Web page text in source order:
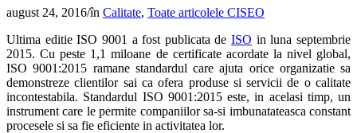
august 24, 2016/în Calitate, Toate articolele CISEO
Ultima editie ISO 9001 a fost publicata deISO in luna septembrie
2015. Cu peste 1,1 miloane de certificate acordate la nivel global,
ISO 9001:2015 ramane standardul care ajuta orice organizatie sa
demonstreze clientilor sai ca ofera produse si servicii de o calitate
incontestabila. Standardul ISO 9001:2015 este, in acelasi timp, un
instrument care le permite companiilor sa-si imbunatateasca constant
procesele si sa fie eficiente in activitatea lor.